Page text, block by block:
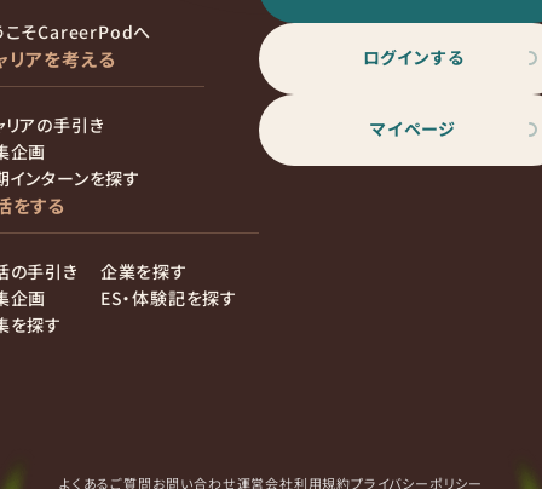
こそCareerPodへ
リアを考える
リアの手引き
企画
インターンを探す
をする
の手引き
企画
を探す
企業を探す
ES・体験記を探す
ログインする
マイページ
よくあるご質問お問い合わせ運営会社利用規約プライバシーポリシー